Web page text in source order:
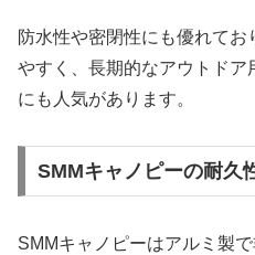
防水性や密閉性にも優れて
やすく、長期的なアウトド
にも人気があります。
SMMキャノピーの耐久
SMMキャノピーはアルミ製